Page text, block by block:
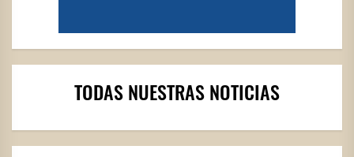
TODAS NUESTRAS NOTICIAS